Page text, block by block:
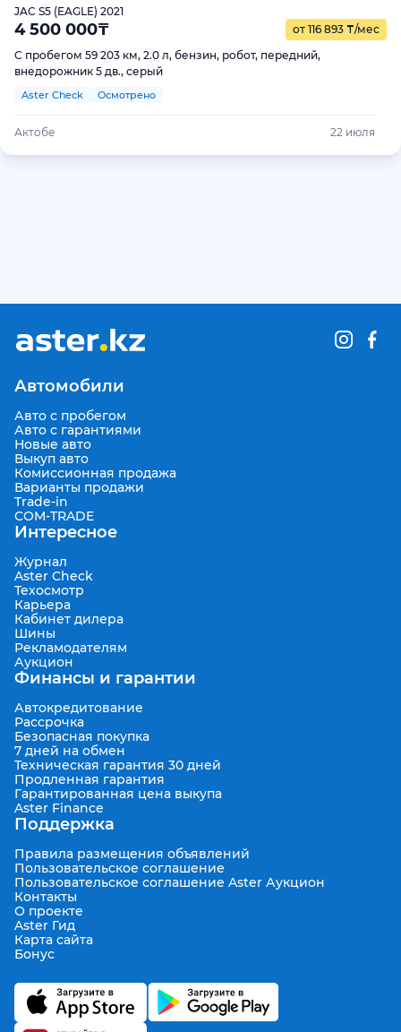
JAC S5 (EAGLE) 2021
4 500 000₸ от 116 893 ₸/мес
С пробегом 59 203 км, 2.0 л, бензин, робот, передний,
внедорожник 5 дв., серый
Aster Check Осмотрено
Актобе 22 июля
Автомобили
Авто с пробегом
Авто с гарантиями
Новые авто
Выкуп авто
Комиссионная продажа
Варианты продажи
Trade-in
COM-TRADE
Интересное
Журнал
Aster Check
Техосмотр
Карьера
Кабинет дилера
Шины
Рекламодателям
Аукцион
Финансы и гарантии
Автокредитование
Рассрочка
Безопасная покупка
7 дней на обмен
Техническая гарантия 30 дней
Продленная гарантия
Гарантированная цена выкупа
Aster Finance
Поддержка
Правила размещения объявлений
Пользовательское соглашение
Пользовательское соглашение Aster Аукцион
Контакты
О проекте
Aster Гид
Карта сайта
Бонус